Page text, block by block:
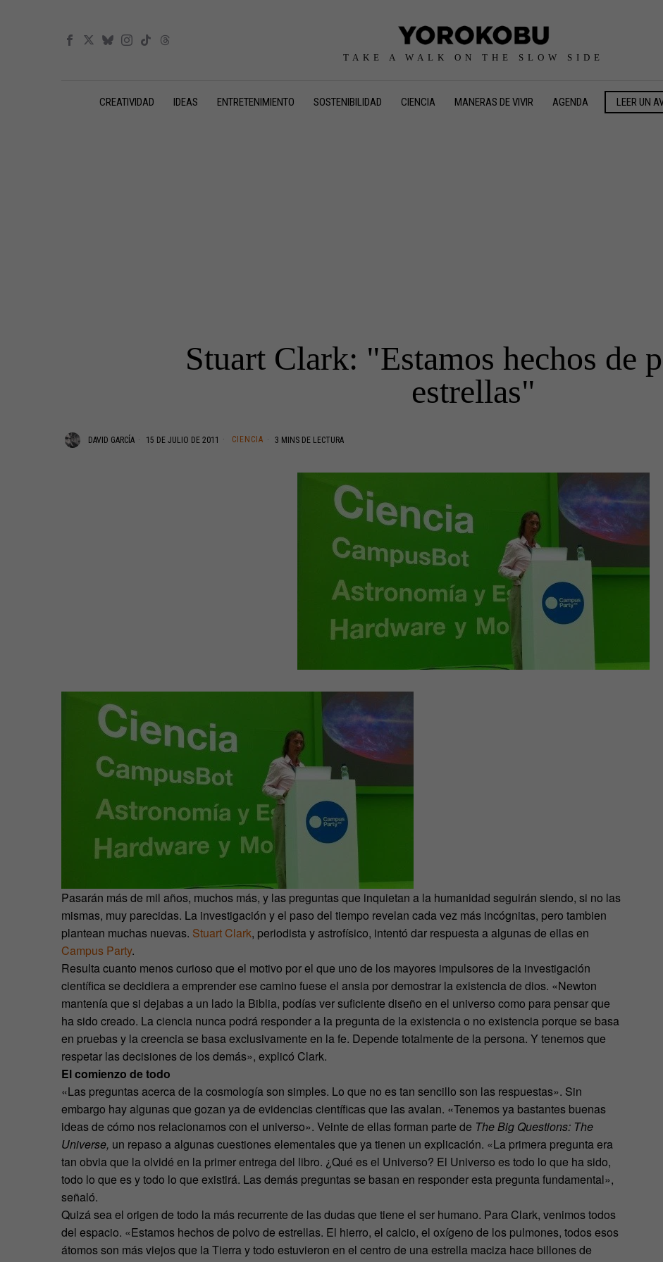
TAKE A WALK ON THE SLOW SIDE
CREATIVIDAD IDEAS ENTRETENIMIENTO SOSTENIBILIDAD CIENCIA MANERAS DE VIVIR AGENDA LEER UN
Stuart Clark: "Estamos hechos de
estrellas"
DAVID GARCÍA 15 DE JULIO DE 2011 CIENCIA 3 MINS DE LECTURA
Pasarán más de mil años, muchos más, y las preguntas que inquietan a la humanidad seguirán siendo, si no las
mismas, muy parecidas. La investigación y el paso del tiempo revelan cada vez más incógnitas, pero tambien
plantean muchas nuevas. Stuart Clark, periodista y astrofísico, intentó dar respuesta a algunas de ellas en
Campus Party.
Resulta cuanto menos curioso que el motivo por el que uno de los mayores impulsores de la investigación
científica se decidiera a emprender ese camino fuese el ansia por demostrar la existencia de dios. «Newton
mantenía que si dejabas a un lado la Biblia, podías ver suficiente diseño en el universo como para pensar que
ha sido creado. La ciencia nunca podrá responder a la pregunta de la existencia o no existencia porque se basa
en pruebas y la creencia se basa exclusivamente en la fe. Depende totalmente de la persona. Y tenemos que
respetar las decisiones de los demás», explicó Clark.
El comienzo de todo
«Las preguntas acerca de la cosmología son simples. Lo que no es tan sencillo son las respuestas». Sin
embargo hay algunas que gozan ya de evidencias científicas que las avalan. «Tenemos ya bastantes buenas
ideas de cómo nos relacionamos con el universo». Veinte de ellas forman parte de The Big Questions: The
Universe, un repaso a algunas cuestiones elementales que ya tienen un explicación. «La primera pregunta era
tan obvia que la olvidé en la primer entrega del libro. ¿Qué es el Universo? El Universo es todo lo que ha sido,
todo lo que es y todo lo que existirá. Las demás preguntas se basan en responder esta pregunta fundamental»,
señaló.
Quizá sea el origen de todo la más recurrente de las dudas que tiene el ser humano. Para Clark, venimos todos
del espacio. «Estamos hechos de polvo de estrellas. El hierro, el calcio, el oxígeno de los pulmones, todos esos
átomos son más viejos que la Tierra y todo estuvieron en el centro de una estrella maciza hace billones de